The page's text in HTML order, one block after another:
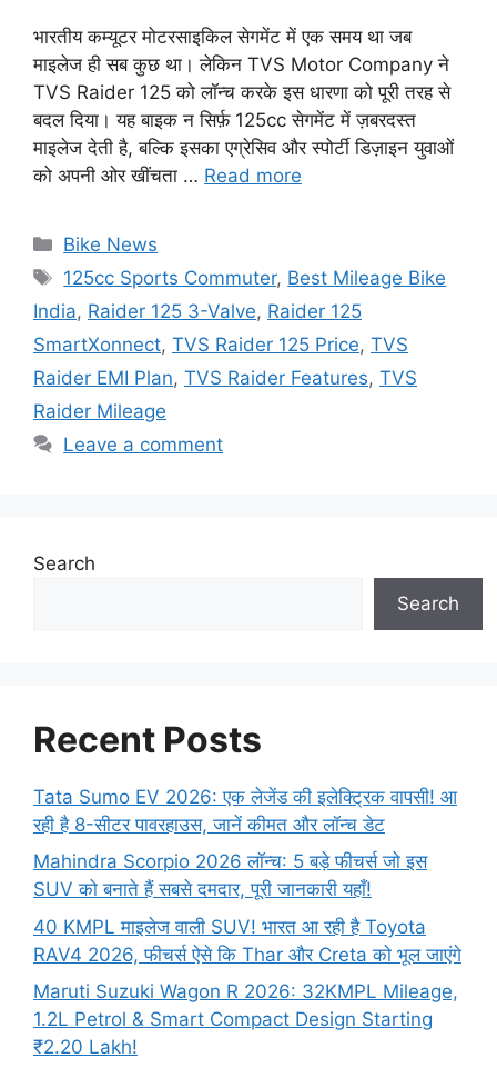
भारतीय कम्यूटर मोटरसाइकिल सेगमेंट में एक समय था जब
माइलेज ही सब कुछ था। लेकिन TVS Motor Company ने
TVS Raider 125 को लॉन्च करके इस धारणा को पूरी तरह से
बदल दिया। यह बाइक न सिर्फ़ 125cc सेगमेंट में ज़बरदस्त
माइलेज देती है, बल्कि इसका एग्रेसिव और स्पोर्टी डिज़ाइन युवाओं
को अपनी ओर खींचता … Read more
Categories
Bike News
Tags
125cc Sports Commuter, Best Mileage Bike
India, Raider 125 3-Valve, Raider 125
SmartXonnect, TVS Raider 125 Price, TVS
Raider EMI Plan, TVS Raider Features, TVS
Raider Mileage
Leave a comment
Search
Search
Recent Posts
Tata Sumo EV 2026: एक लेजेंड की इलेक्ट्रिक वापसी! आ
रही है 8-सीटर पावरहाउस, जानें कीमत और लॉन्च डेट
Mahindra Scorpio 2026 लॉन्च: 5 बड़े फीचर्स जो इस
SUV को बनाते हैं सबसे दमदार, पूरी जानकारी यहाँ!
40 KMPL माइलेज वाली SUV! भारत आ रही है Toyota
RAV4 2026, फीचर्स ऐसे कि Thar और Creta को भूल जाएंगे
Maruti Suzuki Wagon R 2026: 32KMPL Mileage,
1.2L Petrol & Smart Compact Design Starting
₹2.20 Lakh!